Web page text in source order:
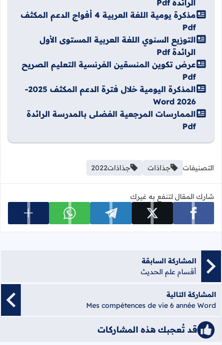
الرائدة Pdf
مذكرة يومية اللغة العربية 4 أفواج الدعم المكثف
Pdf
التوزيع السنوي اللغة العربية المستوى الأول
الرائدة Pdf
عرض تكوين المنسقين الفرنسية التعليم الصريح
Pdf
المذكرة اليومية خلال فترة الدعم المكثف 2025-
2026 Word
الممارسات المرجعية الفضلى بالمدرسة الرائدة
Pdf
التصنيفات جذاذات جذاذات2022
شارك المقال لتنفع به غيرك
شارك على facebook شارك على x شارك على telegram شارك على whatsapp عرض
المشاركة السابقة
أقسام علم الحديث
المشاركة التالية
Mes compétences de vie 6 année Word
قد تُعجبك هذه المشاركات